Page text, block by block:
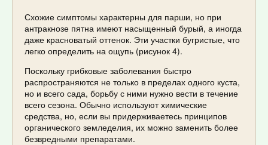
Схожие симптомы характерны для парши, но при
антракнозе пятна имеют насыщенный бурый, а иногда
даже красноватый оттенок. Эти участки бугристые, что
легко определить на ощупь (рисунок 4).
Поскольку грибковые заболевания быстро
распространяются не только в пределах одного куста,
но и всего сада, борьбу с ними нужно вести в течение
всего сезона. Обычно используют химические
средства, но, если вы придерживаетесь принципов
органического земледелия, их можно заменить более
безвредными препаратами.